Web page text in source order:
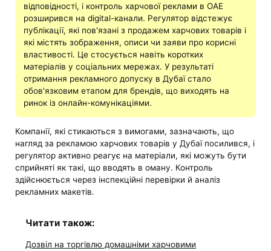
відповідності, і контроль харчової реклами в ОАЕ
розширився на digital-канали. Регулятор відстежує
публікації, які пов'язані з продажем харчових товарів і
які містять зображення, описи чи заяви про корисні
властивості. Це стосується навіть коротких
матеріалів у соціальних мережах. У результаті
отримання рекламного допуску в Дубаї стало
обов'язковим етапом для брендів, що виходять на
ринок із онлайн-комунікаціями.
Компанії, які стикаються з вимогами, зазначають, що
нагляд за рекламою харчових товарів у Дубаї посилився, і
регулятор активно реагує на матеріали, які можуть бути
сприйняті як такі, що вводять в оману. Контроль
здійснюється через інспекційні перевірки й аналіз
рекламних макетів.
Читати також:
Дозвіл на торгівлю домашніми харчовими